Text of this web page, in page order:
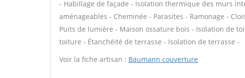
- Habillage de façade - Isolation thermique des murs
aménageables - Cheminée - Parasites - Ramonage -
Puits de lumière - Maison ossature bois - Isolation de
toiture - Étanchéité de terrasse - Isolation de terrasse -
Voir la fiche artisan : Baumann couverture